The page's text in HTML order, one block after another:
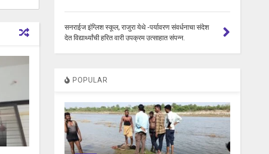
सनराईज इंग्लिश स्कूल, राजुरा येथे -पर्यावरण संवर्धनाचा संदेश
देत विद्यार्थ्यांची हरित वारी उपक्रम उत्साहात संपन्न.
POPULAR